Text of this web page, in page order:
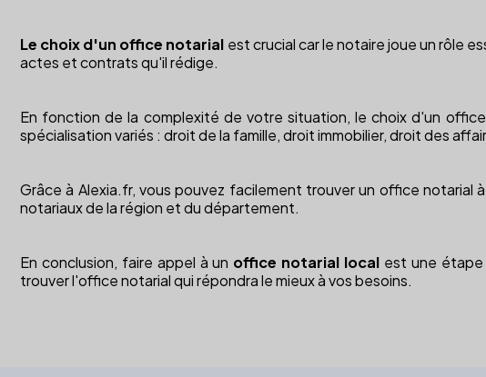
Le choix d'un office notarial est crucial car le notaire joue un rôle
actes et contrats qu'il rédige.
En fonction de la complexité de votre situation, le choix d'un
spécialisation variés : droit de la famille, droit immobilier, droit des
Grâce à Alexia.fr, vous pouvez facilement trouver un office
notariaux de la région et du département.
En conclusion, faire appel à un office notarial local est une étape
trouver l'office notarial qui répondra le mieux à vos besoins.